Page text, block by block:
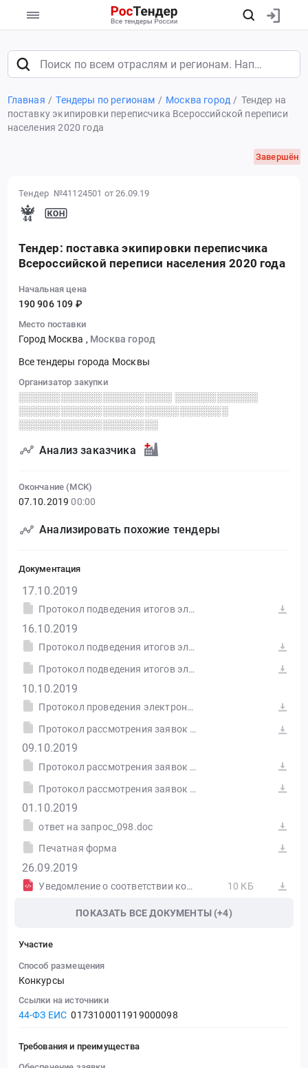
Главная Тендеры по регионам Москва город
Тендер на
поставку экипировки переписчика Всероссийской переписи
населения 2020 года
Завершён
Тендер №41124501 от 26.09.19
Тендер: поставка экипировки переписчика
Всероссийской переписи населения 2020 года
Начальная цена
190 906 109 ₽
Место поставки
Город Москва , Москва город
Все тендеры города Москвы
Организатор закупки
░░░░░░░░░░░░░░░░░░░░░░ ░░░░░░░░░░░░
░░░░░░░░░░░░░░░░░░░░░░░░░░░░░░
░░░░░░░░░░░░░░░░░░░░
Анализ заказчика
Окончание (МСК)
07.10.2019 00:00
Анализировать похожие тендеры
Документация
17.10.2019
Протокол подведения итогов электронного аукциона от 14.10.2019 №0173100011919000098-3
16.10.2019
Протокол подведения итогов электронного аукциона от 14.10.2019 №0173100011919000098-3 (Печатная форма)
Протокол подведения итогов электронного аукциона
10.10.2019
Протокол проведения электронного аукциона от 09.10.2019 №0173100011919000098-2
Протокол рассмотрения заявок на участие в электронном аукционе от 08.10.2019 №0173100011919000098-1
09.10.2019
Протокол рассмотрения заявок в электронном аукционе
Протокол рассмотрения заявок на участие в электронном аукционе от 08.10.2019 №0173100011919000098-1 (Печатная форма)
01.10.2019
ответ на запрос_098.doc
Печатная форма
26.09.2019
Уведомление о соответствии контролируемой информации 10 КБ
ПОКАЗАТЬ ВСЕ ДОКУМЕНТЫ (+4)
Участие
Способ размещения
Конкурсы
Ссылки на источники
44-ФЗ ЕИС 0173100011919000098
Требования и преимущества